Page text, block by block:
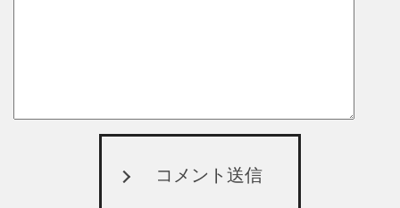
コメント送信